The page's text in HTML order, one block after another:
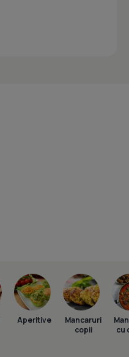
Aperitive
Mancaruri
copii
cu